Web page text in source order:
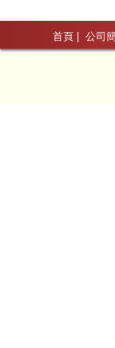
首頁| 公司